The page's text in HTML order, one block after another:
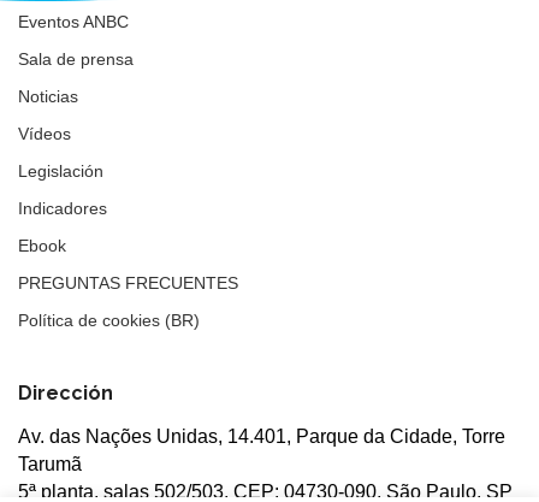
Eventos ANBC
Sala de prensa
Noticias
Vídeos
Legislación
Indicadores
Ebook
PREGUNTAS FRECUENTES
Política de cookies (BR)
Dirección
Av. das Nações Unidas, 14.401, Parque da Cidade, Torre
Tarumã
5ª planta, salas 502/503, CEP: 04730-090, São Paulo, SP